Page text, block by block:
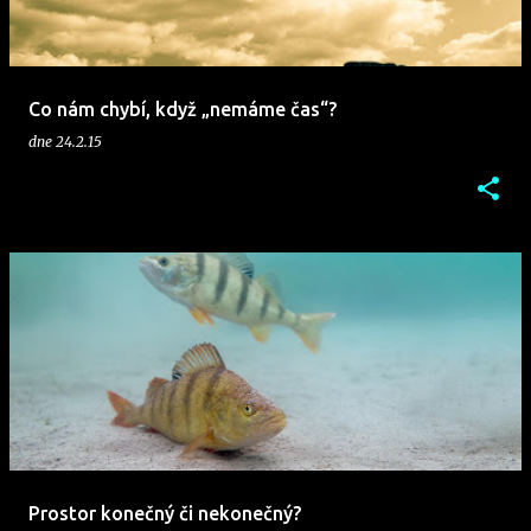
p
ě
Co nám chybí, když „nemáme čas“?
dne 24.2.15
Prostor konečný či nekonečný?